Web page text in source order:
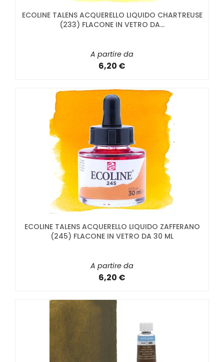
ECOLINE TALENS ACQUERELLO LIQUIDO CHARTREUSE
(233) FLACONE IN VETRO DA...
A partire da
6,20 €
ECOLINE TALENS ACQUERELLO LIQUIDO ZAFFERANO
(245) FLACONE IN VETRO DA 30 ML
A partire da
6,20 €